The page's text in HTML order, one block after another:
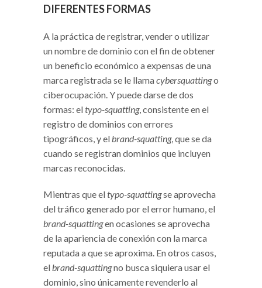
DIFERENTES FORMAS
A la práctica de registrar, vender o utilizar
un nombre de dominio con el fin de obtener
un beneficio económico a expensas de una
marca registrada se le llamacybersquattingo
ciberocupación. Y puede darse de dos
formas: eltypo-squatting, consistente en el
registro de dominios con errores
tipográficos, y elbrand-squatting, que se da
cuando se registran dominios que incluyen
marcas reconocidas.
Mientras que eltypo-squattingse aprovecha
del tráfico generado por el error humano, el
brand-squattingen ocasiones se aprovecha
de la apariencia de conexión con la marca
reputada a que se aproxima. En otros casos,
elbrand-squattingno busca siquiera usar el
dominio, sino únicamente revenderlo al